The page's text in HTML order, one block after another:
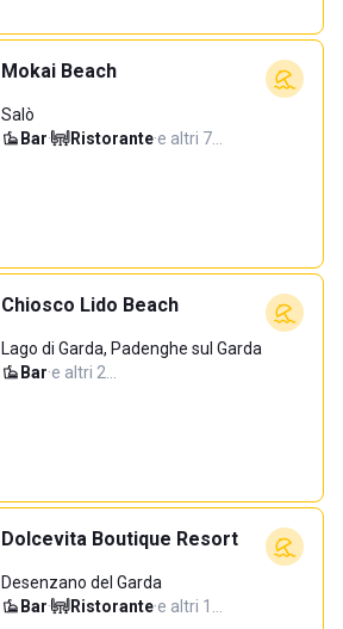
Mokai Beach
Salò
Bar· Ristorante·e altri 7…
Chiosco Lido Beach
Lago di Garda, Padenghe sul Garda
Bar·e altri 2…
Dolcevita Boutique Resort
Desenzano del Garda
Bar· Ristorante·e altri 1…